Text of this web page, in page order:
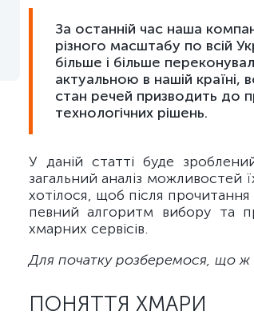
За останній час наша
різного масштабу по всій
більше і більше
актуальною в нашій країні,
стан речей призводить до
технологічних рішень.
У даній статті буде
загальний аналіз можливостей
хотілося, щоб після
певний алгоритм вибору та
хмарних сервісів.
Для початку розберемося, що ж
ПОНЯТТЯ ХМАРИ